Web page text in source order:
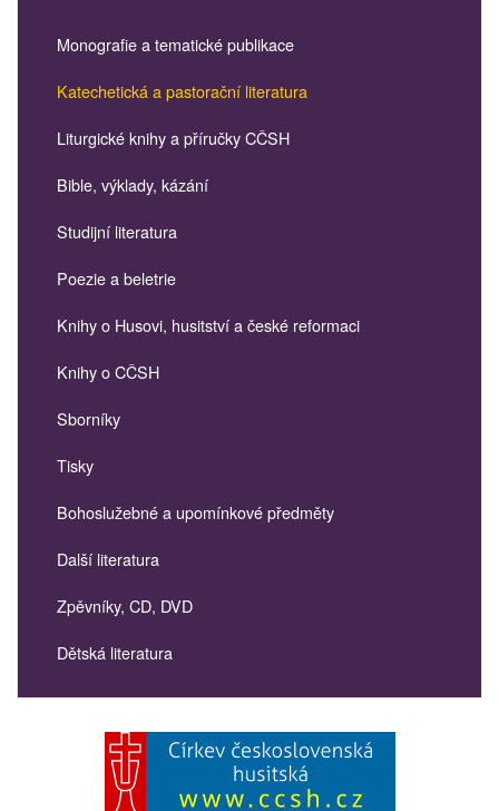
Monografie a tematické publikace
Katechetická a pastorační literatura
Liturgické knihy a příručky CČSH
Bible, výklady, kázání
Studijní literatura
Poezie a beletrie
Knihy o Husovi, husitství a české reformaci
Knihy o CČSH
Sborníky
Tisky
Bohoslužebné a upomínkové předměty
Další literatura
Zpěvníky, CD, DVD
Dětská literatura